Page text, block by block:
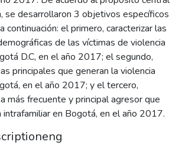
se desarrollaron 3 objetivos específicos
continuación: el primero, caracterizar las
de las víctimas de violencia
D.C, en el año 2017; el segundo,
principales que generan la violencia
en el año 2017; y el tercero,
más frecuente y principal agresor que
intrafamiliar en Bogotá, en el año 2017.